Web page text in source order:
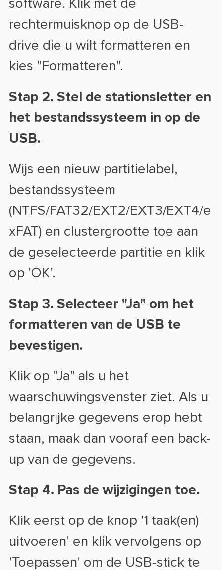
software. Klik met de
rechtermuisknop op de USB-
drive die u wilt formatteren en
kies "Formatteren".
Stap 2. Stel de stationsletter en
het bestandssysteem in op de
USB.
Wijs een nieuw partitielabel,
bestandssysteem
(NTFS/FAT32/EXT2/EXT3/EXT4/e
xFAT) en clustergrootte toe aan
de geselecteerde partitie en klik
op 'OK'.
Stap 3. Selecteer "Ja" om het
formatteren van de USB te
bevestigen.
Klik op "Ja" als u het
waarschuwingsvenster ziet. Als u
belangrijke gegevens erop hebt
staan, maak dan vooraf een back-
up van de gegevens.
Stap 4. Pas de wijzigingen toe.
Klik eerst op de knop '1 taak(en)
uitvoeren' en klik vervolgens op
'Toepassen' om de USB-stick te